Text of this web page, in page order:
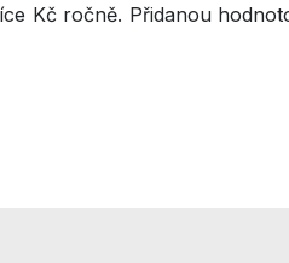
Kč ročně. Přidanou